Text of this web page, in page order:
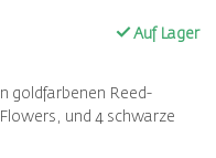
Auf Lager
goldfarbenen Reed-
und 4 schwarze